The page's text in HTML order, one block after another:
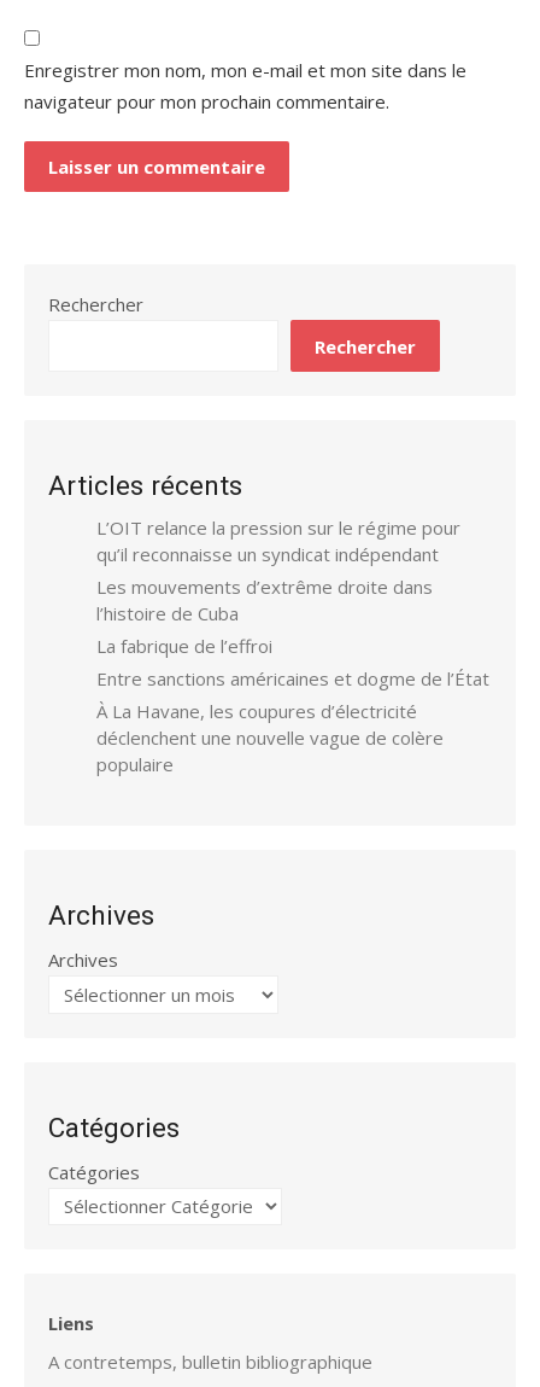
Enregistrer mon nom, mon e-mail et mon site dans le
navigateur pour mon prochain commentaire.
Rechercher
Rechercher
Articles récents
L’OIT relance la pression sur le régime pour
qu’il reconnaisse un syndicat indépendant
Les mouvements d’extrême droite dans
l’histoire de Cuba
La fabrique de l’effroi
Entre sanctions américaines et dogme de l’État
À La Havane, les coupures d’électricité
déclenchent une nouvelle vague de colère
populaire
Archives
Archives
Catégories
Catégories
Liens
A contretemps, bulletin bibliographique